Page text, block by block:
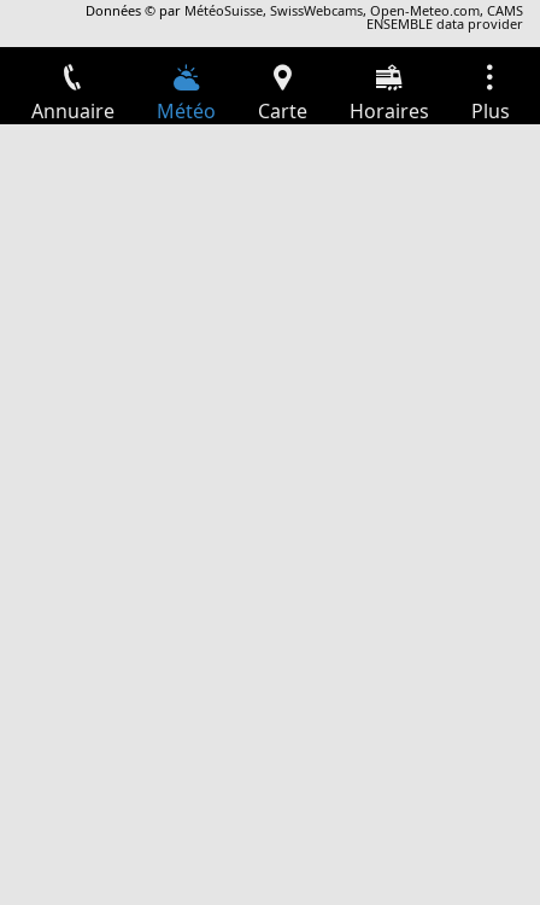
Données © par MétéoSuisse,SwissWebcams,Open-Meteo.com,CAMS
ENSEMBLE data provider
Annuaire Météo Carte Horaires Plus